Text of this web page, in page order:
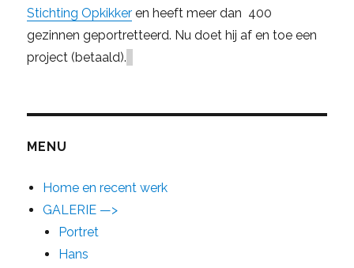
Stichting Opkikker en heeft meer dan 400
gezinnen geportretteerd. Nu doet hij af en toe een
project (betaald).
MENU
Home en recent werk
GALERIE —>
Portret
Hans